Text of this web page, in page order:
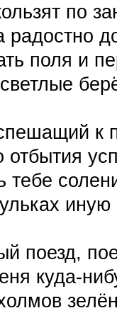
по
радостно
поля и
к
отбытия
тебе
иную
поезд,
куда-